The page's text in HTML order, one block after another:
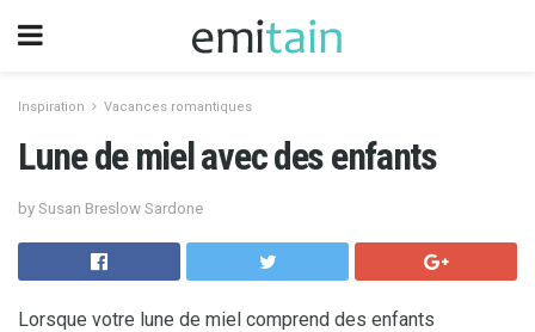
Inspiration Vacances romantiques
Lune de miel avec des enfants
by Susan Breslow Sardone
Lorsque votre lune de miel comprend des enfants